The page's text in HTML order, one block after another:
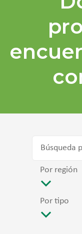
Por región
Por tipo